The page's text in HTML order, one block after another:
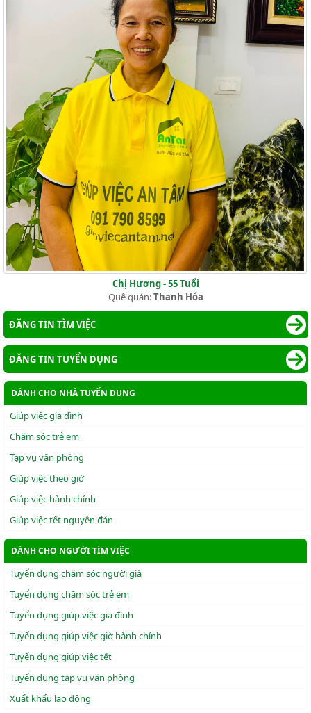
Chị Hương - 55 Tuổi
Quê quán:Thanh Hóa
ĐĂNG TIN TÌM VIỆC
ĐĂNG TIN TUYỂN DỤNG
DÀNH CHO NHÀ TUYỂN DỤNG
Giúp việc gia đình
Chăm sóc trẻ em
Tạp vụ văn phòng
Giúp việc theo giờ
Giúp việc hành chính
Giúp việc tết nguyên đán
DÀNH CHO NGƯỜI TÌM VIỆC
Tuyển dụng chăm sóc người già
Tuyển dụng chăm sóc trẻ em
Tuyển dụng giúp việc gia đình
Tuyển dụng giúp việc giờ hành chính
Tuyển dụng giúp việc tết
Tuyển dụng tạp vụ văn phòng
Xuẩt khẩu lao động